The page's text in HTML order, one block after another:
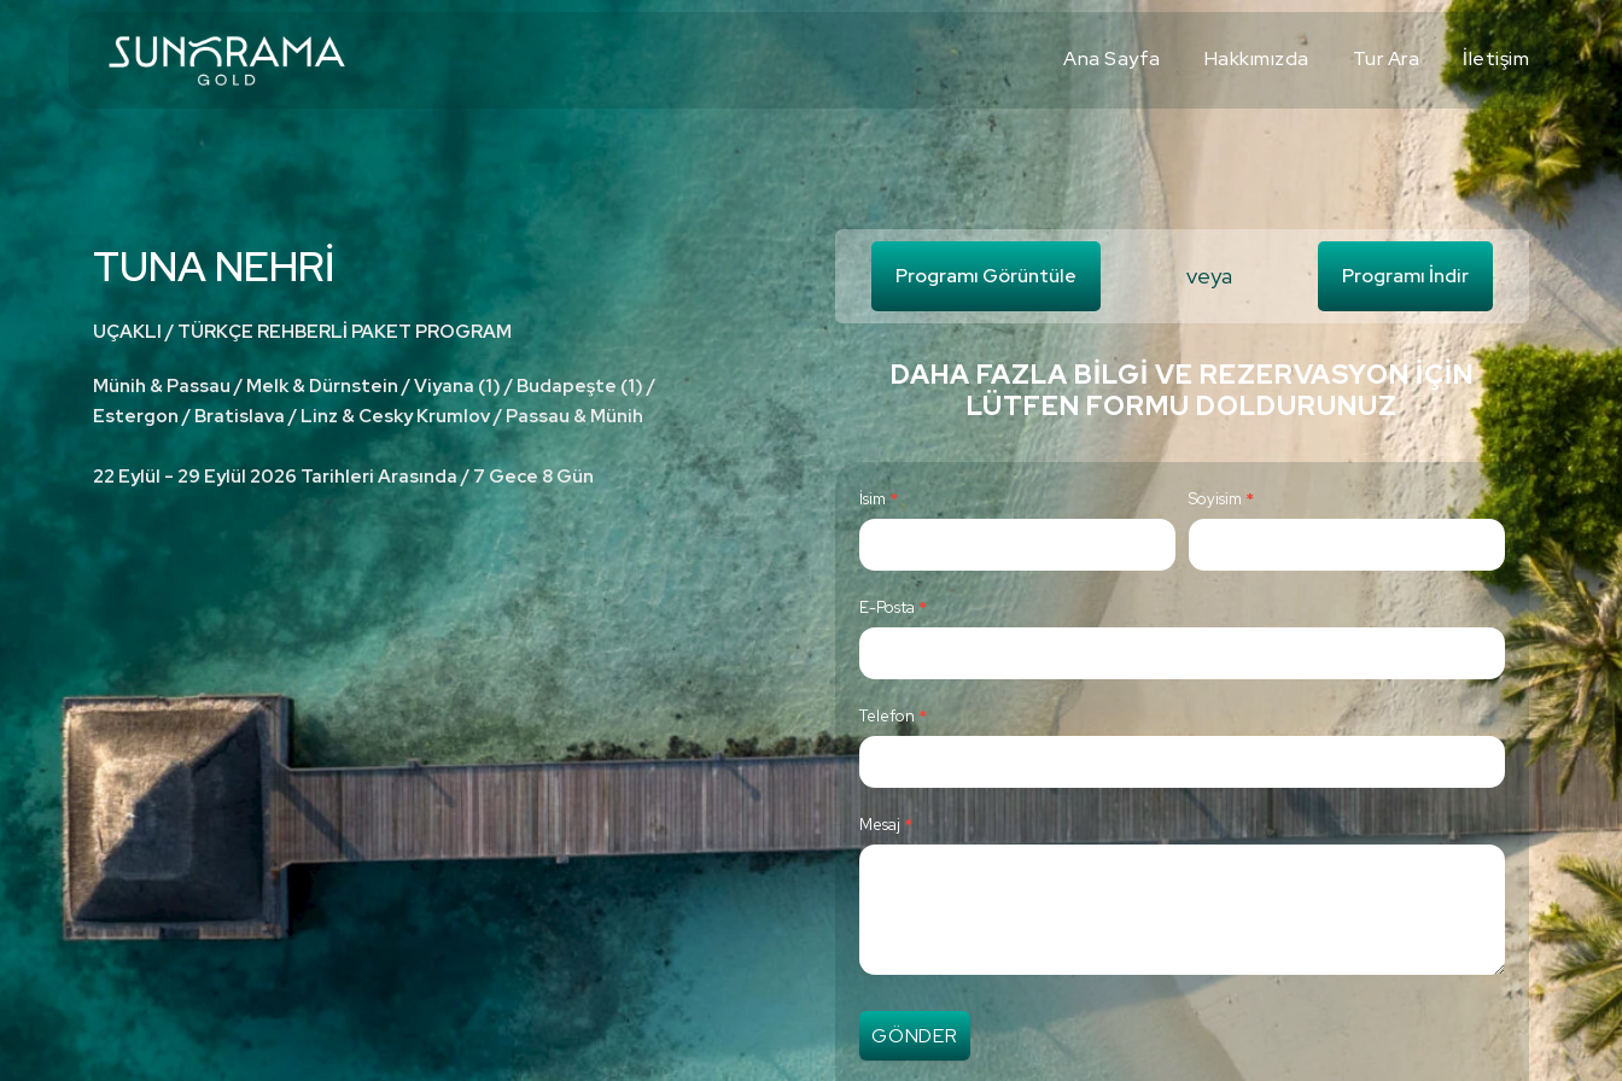
Ana Sayfa Hakkımızda Tur Ara İletişim
TUNA NEHRİ
UÇAKLI / TÜRKÇE REHBERLİ PAKET PROGRAM
Münih & Passau / Melk & Dürnstein / Viyana (1) / Budapeşte (1) /
Estergon / Bratislava / Linz & Cesky Krumlov / Passau & Münih
22 Eylül - 29 Eylül 2026 Tarihleri Arasında / 7 Gece 8 Gün
Programı Görüntüle veya Programı İndir
DAHA FAZLA BILGI VE REZERVASYON İÇIN
LÜTFEN FORMU DOLDURUNUZ
C
o
n
t
a
c
t
U
s
İsim* Soyisim *
E-Posta *
Telefon *
Mesaj *
GÖNDER